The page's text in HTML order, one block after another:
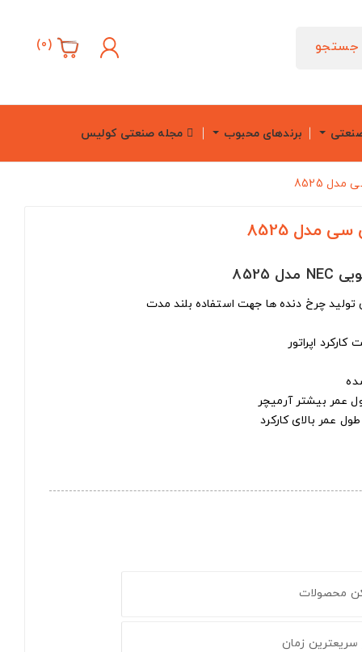
جستجو (
0
)
برندهای محبوب مجله صنعتی کولیس
8525
مدل 8525
تولید چرخ دنده ها جهت استفاده بلند مدت
اپراتور
عمر بیشتر آرمیچر
عمر بالای کارکرد
محصولات
سریعترین زمان